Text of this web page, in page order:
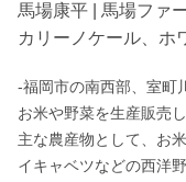
馬場康平 | 馬場ファ
カリーノケール、ホ
-福岡市の南西部、室町
お米や野菜を生産販売
主な農産物として、お
イキャベツなどの西洋